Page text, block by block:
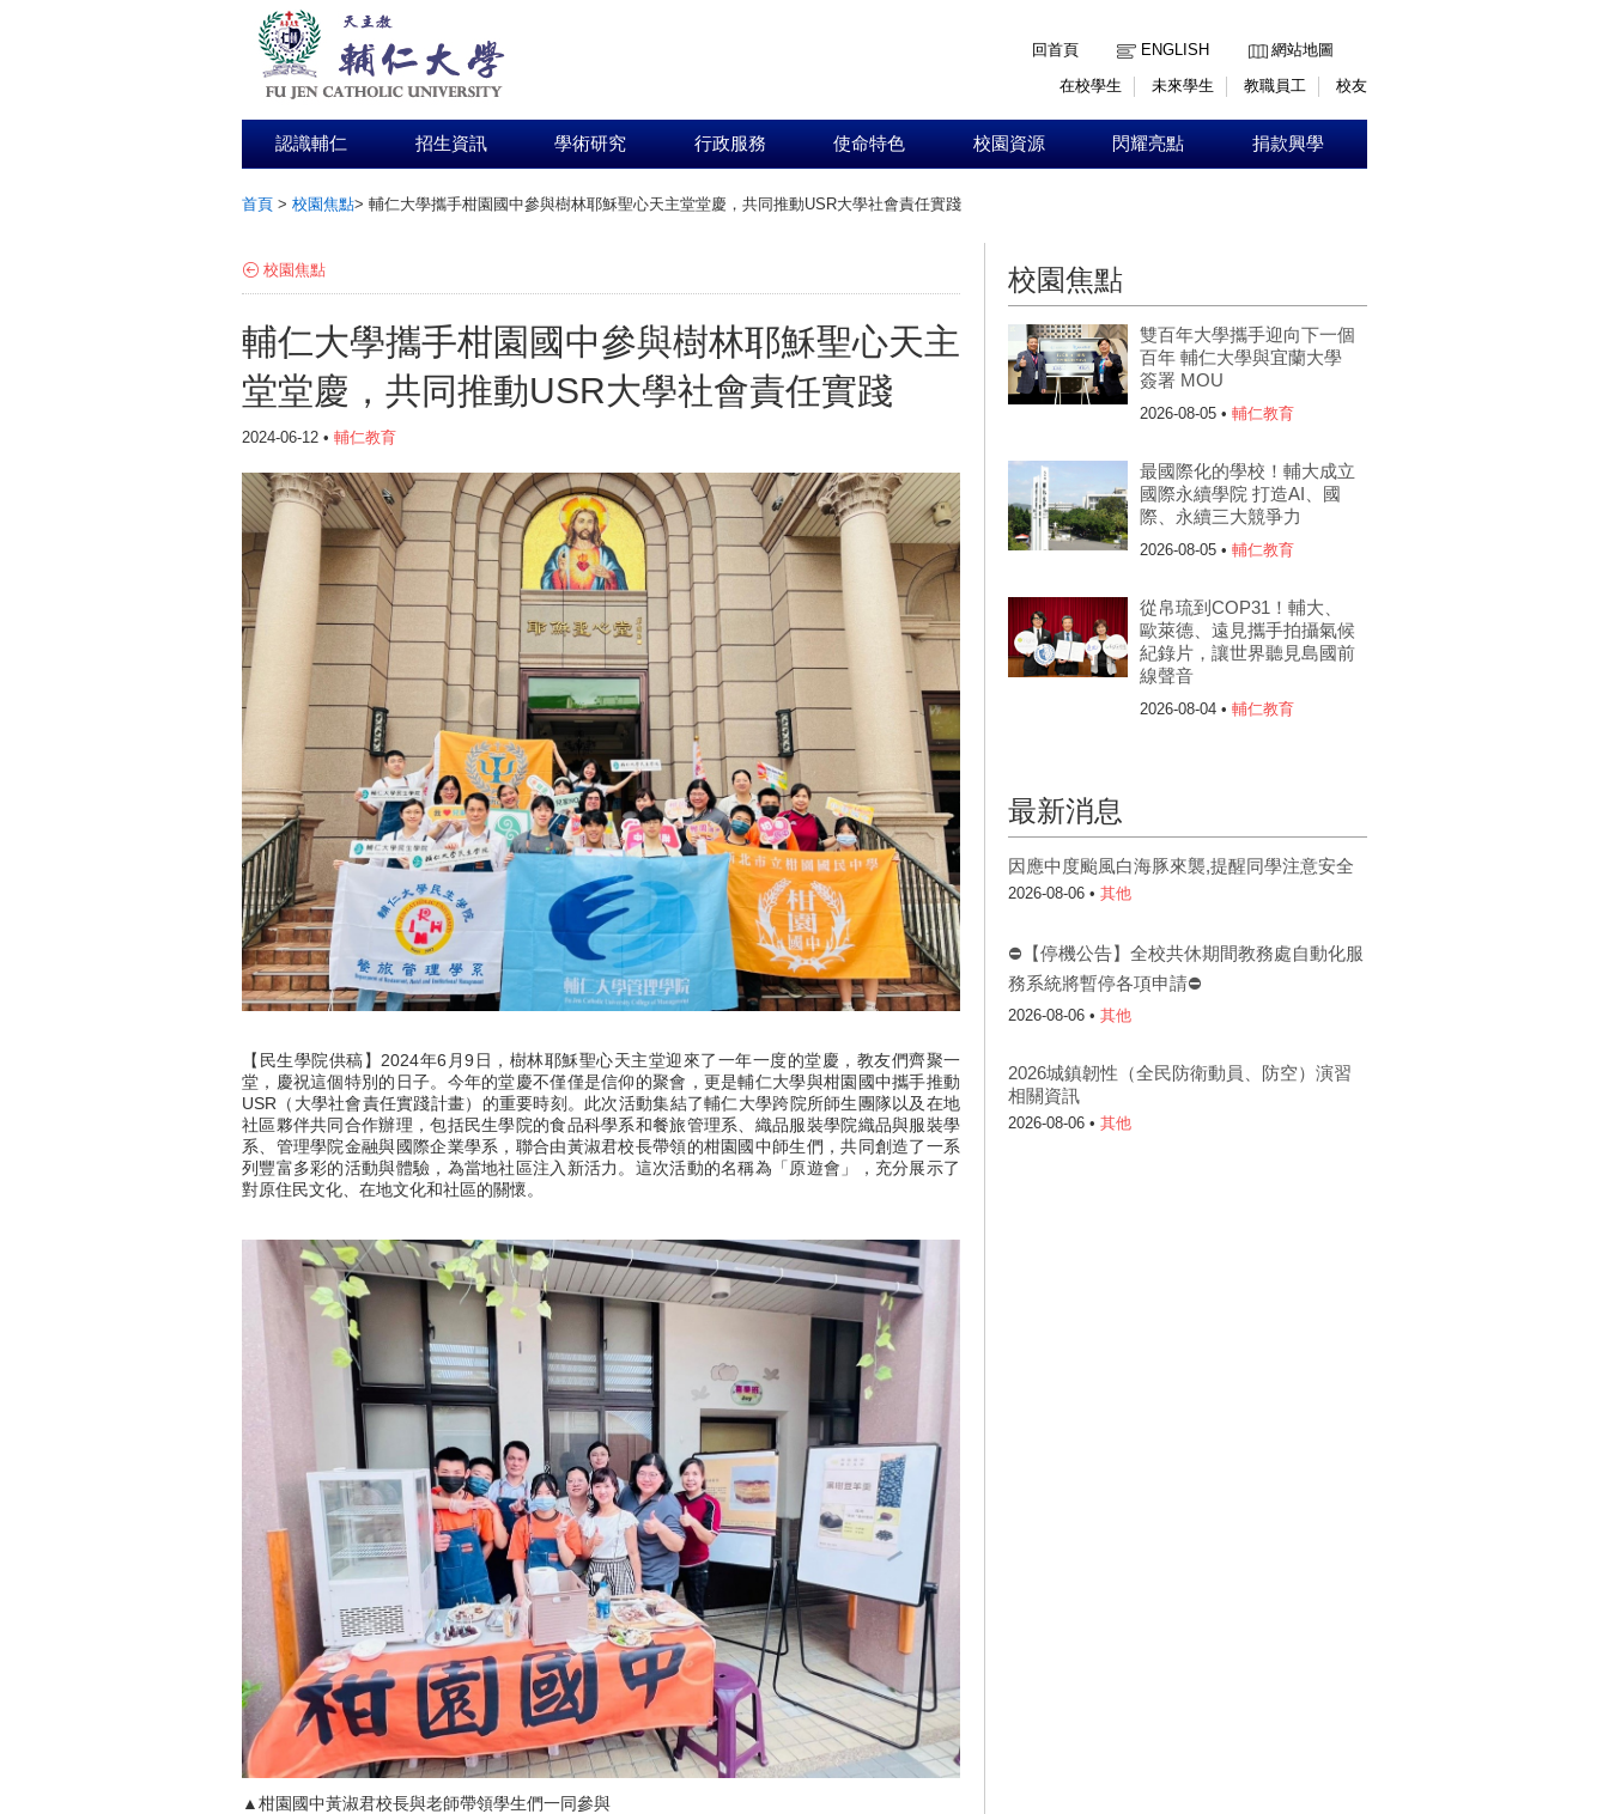
回首頁
ENGLISH
網站地圖
在校學生
未來學生 教職員工 校友
認識輔仁 招生資訊 學術研究 行政服務 使命特色 校園資源 閃耀亮點 捐款興學
首頁 > 校園焦點> 輔仁大學攜手柑園國中參與樹林耶穌聖心天主堂堂慶，共同推動USR大學社會責任實踐
校園焦點
輔仁大學攜手柑園國中參與樹林耶穌聖心天主
堂堂慶，共同推動USR大學社會責任實踐
2024-06-12 • 輔仁教育
【民生學院供稿】2024年6月9日，樹林耶穌聖心天主堂迎來了一年一度的堂慶，教友們齊聚一
堂，慶祝這個特別的日子。今年的堂慶不僅僅是信仰的聚會，更是輔仁大學與柑園國中攜手推動
USR（大學社會責任實踐計畫）的重要時刻。此次活動集結了輔仁大學跨院所師生團隊以及在地
社區夥伴共同合作辦理，包括民生學院的食品科學系和餐旅管理系、織品服裝學院織品與服裝學
系、管理學院金融與國際企業學系，聯合由黃淑君校長帶領的柑園國中師生們，共同創造了一系
列豐富多彩的活動與體驗，為當地社區注入新活力。這次活動的名稱為「原遊會」，充分展示了
對原住民文化、在地文化和社區的關懷。
▲柑園國中黃淑君校長與老師帶領學生們一同參與
校園焦點
雙百年大學攜手迎向下一個
百年 輔仁大學與宜蘭大學
簽署 MOU
2026-08-05 • 輔仁教育
最國際化的學校！輔大成立
國際永續學院 打造AI、國
際、永續三大競爭力
2026-08-05 • 輔仁教育
從帛琉到COP31！輔大、
歐萊德、遠見攜手拍攝氣候
紀錄片，讓世界聽見島國前
線聲音
2026-08-04 • 輔仁教育
最新消息
因應中度颱風白海豚來襲,提醒同學注意安全
2026-08-06 • 其他
⛔【停機公告】全校共休期間教務處自動化服
務系統將暫停各項申請⛔
2026-08-06 • 其他
2026城鎮韌性（全民防衛動員、防空）演習
相關資訊
2026-08-06 • 其他